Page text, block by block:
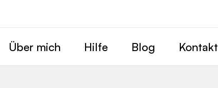
Über mich Hilfe Blog Kontakt